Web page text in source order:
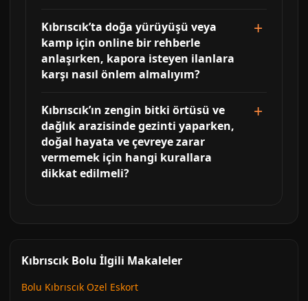
Kıbrıscık’ta doğa yürüyüşü veya
kamp için online bir rehberle
anlaşırken, kapora isteyen ilanlara
karşı nasıl önlem almalıyım?
Kıbrıscık’ın zengin bitki örtüsü ve
dağlık arazisinde gezinti yaparken,
doğal hayata ve çevreye zarar
vermemek için hangi kurallara
dikkat edilmeli?
Kıbrıscık Bolu İlgili Makaleler
Bolu Kıbrıscık Ozel Eskort